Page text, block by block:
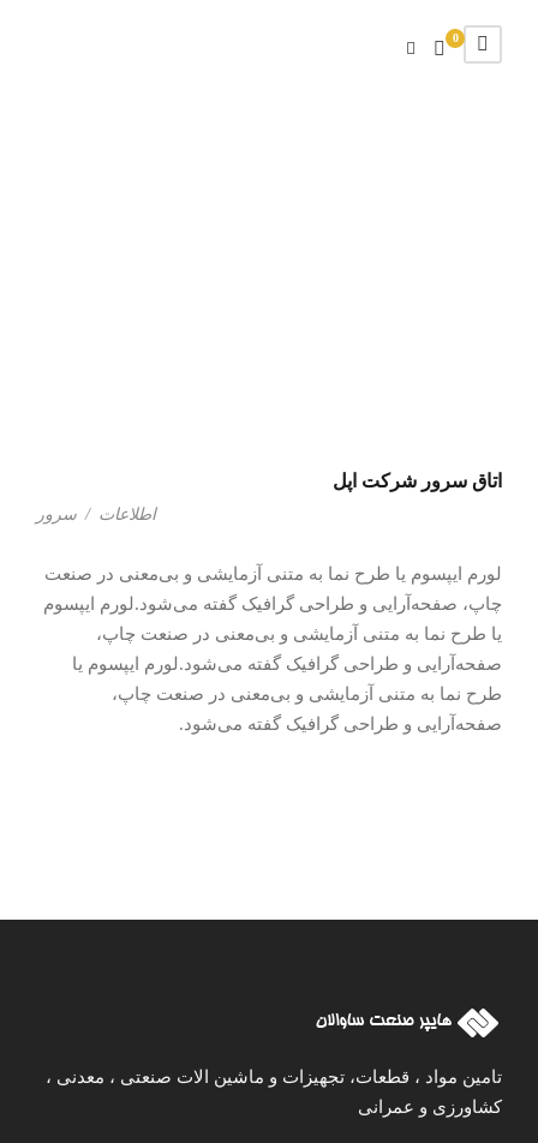
0
اتاق سرور شرکت اپل
اطلاعات / سرور
لورم ایپسوم یا طرح‌ نما به متنی آزمایشی و بی‌معنی در صنعت
چاپ، صفحه‌آرایی و طراحی گرافیک گفته می‌شود.لورم ایپسوم
یا طرح‌ نما به متنی آزمایشی و بی‌معنی در صنعت چاپ،
صفحه‌آرایی و طراحی گرافیک گفته می‌شود.لورم ایپسوم یا
طرح‌ نما به متنی آزمایشی و بی‌معنی در صنعت چاپ،
صفحه‌آرایی و طراحی گرافیک گفته می‌شود.
تامین مواد ، قطعات، تجهیزات و ماشین الات صنعتی ، معدنی ،
کشاورزی و عمرانی